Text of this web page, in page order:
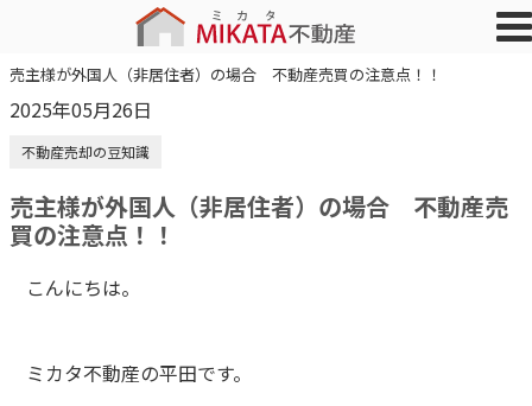
売主様が外国人（非居住者）の場合 不動産売買の注意点！！
2025年05月26日
不動産売却の豆知識
売主様が外国人（非居住者）の場合 不動産売
買の注意点！！
こんにちは。
ミカタ不動産の平田です。